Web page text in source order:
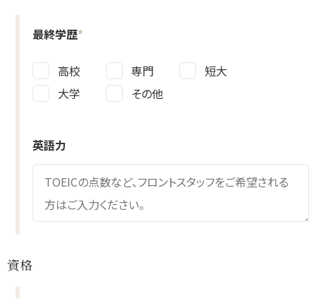
最終学歴*
高校 専門
短大
大学
その他
英語力
資格